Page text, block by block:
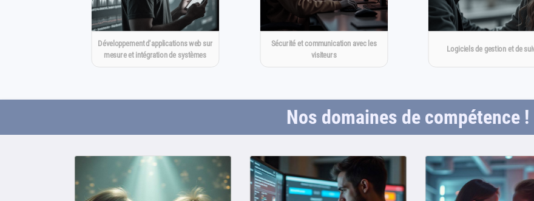
Développement d'applications web sur
mesure et intégration de systèmes
Sécurité et communication avec les
visiteurs
Logiciels de gestion et de
Nos domaines de compétence !